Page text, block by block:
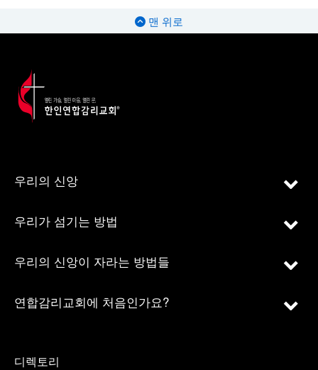
맨 위로
우리의 신앙
우리가 섬기는 방법
우리의 신앙이 자라는 방법들
연합감리교회에 처음인가요?
디렉토리